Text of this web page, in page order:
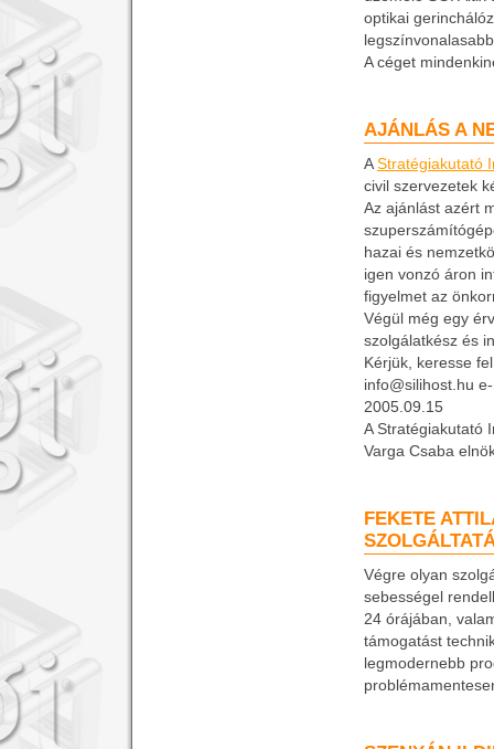
optikai
A céget
AJÁNLÁS A
AStratégiakutató
civil szervezetek
Az ajánlást azért
hazai és
igen vonzó áron
figyelmet az
Végül még egy
szolgálatkész és
Kérjük, keresse
info@silihost.hu
2005.09.15
A Stratégiakutató
Varga Csaba
FEKETE
Végre olyan
sebességel
24 órájában,
támogatást
legmodernebb